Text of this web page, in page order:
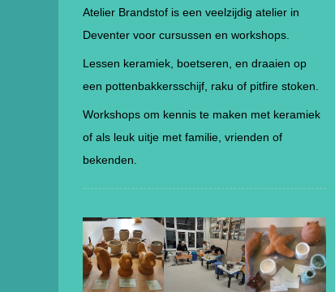
Atelier Brandstof is een veelzijdig atelier in
Deventer voor cursussen en workshops.
Lessen keramiek, boetseren, en draaien op
een pottenbakkersschijf, raku of pitfire stoken.
Workshops om kennis te maken met keramiek
of als leuk uitje met familie, vrienden of
bekenden.